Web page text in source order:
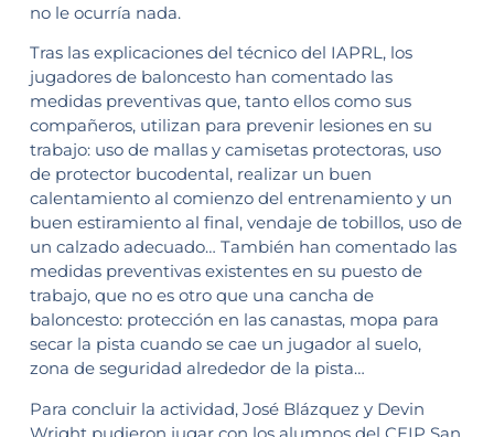
no le ocurría nada.
Tras las explicaciones del técnico del IAPRL, los
jugadores de baloncesto han comentado las
medidas preventivas que, tanto ellos como sus
compañeros, utilizan para prevenir lesiones en su
trabajo: uso de mallas y camisetas protectoras, uso
de protector bucodental, realizar un buen
calentamiento al comienzo del entrenamiento y un
buen estiramiento al final, vendaje de tobillos, uso de
un calzado adecuado… También han comentado las
medidas preventivas existentes en su puesto de
trabajo, que no es otro que una cancha de
baloncesto: protección en las canastas, mopa para
secar la pista cuando se cae un jugador al suelo,
zona de seguridad alrededor de la pista…
Para concluir la actividad, José Blázquez y Devin